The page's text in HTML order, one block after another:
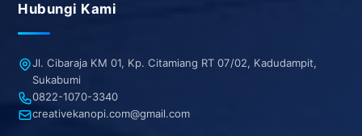
Hubungi Kami
Jl. Cibaraja KM 01, Kp. Citamiang RT 07/02, Kadudampit,
Sukabumi
0822-1070-3340
creativekanopi.com@gmail.com